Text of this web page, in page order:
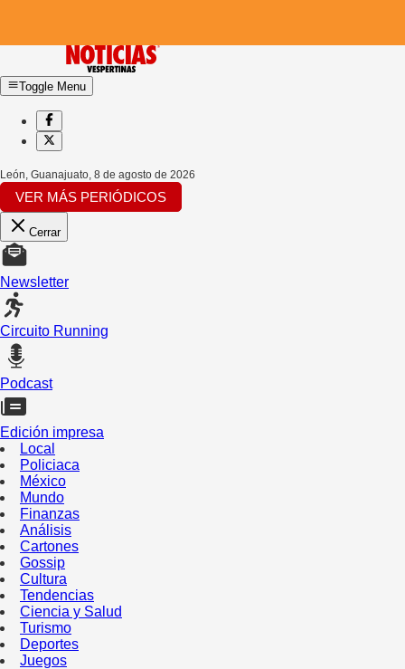
Toggle Menu
León, Guanajuato, 8 de agosto de 2026
VER MÁS PERIÓDICOS
Cerrar
Newsletter
Circuito Running
Podcast
Edición impresa
Local
Policiaca
México
Mundo
Finanzas
Análisis
Cartones
Gossip
Cultura
Tendencias
Ciencia y Salud
Turismo
Deportes
Juegos